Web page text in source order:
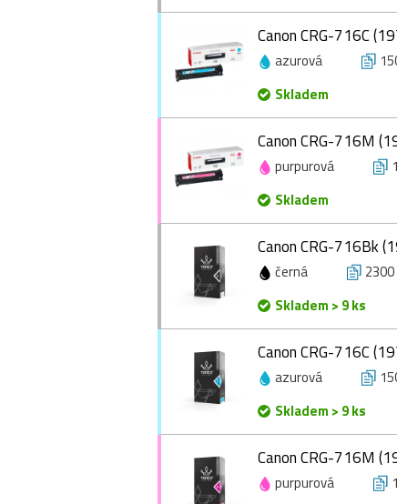
Canon CRG-716C
azurová
Skladem
Canon CRG-716M
purpurová
Skladem
Canon CRG-716Bk
černá
Skladem > 9 ks
Canon CRG-716C
azurová
Skladem > 9 ks
Canon CRG-716M
purpurová